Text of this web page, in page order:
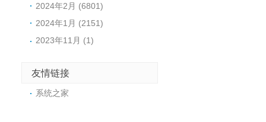
2024年2月 (6801)
2024年1月 (2151)
2023年11月 (1)
友情链接
系统之家